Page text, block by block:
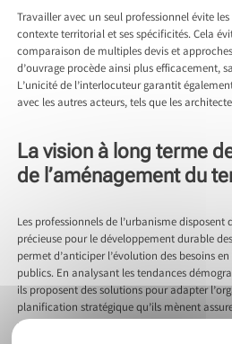
Travailler avec un seul professionnel évite
contexte territorial et ses spécificités. Cela
comparaison de multiples devis et
d’ouvrage procède ainsi plus efficacement,
L’unicité de l’interlocuteur garantit
avec les autres acteurs, tels que les
La vision à long terme
de l’aménagement du
Les professionnels de l’urbanisme disposent
précieuse pour le développement durable
permet d’anticiper l’évolution des besoins
publics. En analysant les tendances
ils proposent des solutions pour adapter
planification stratégique qu’ils mènent
activités économiques et habitables.